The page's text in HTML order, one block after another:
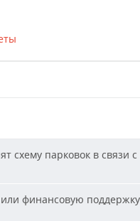
схему парковок в связи с
финансовую